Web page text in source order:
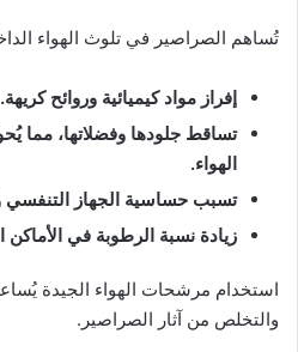
تُساهم الصراصير في تلوث الهواء
إفراز مواد كيميائية وروائح كريهة.
تساقط جلودها وفضلاتها، مما
الهواء.
تسبب حساسية الجهاز التنفسي
زيادة نسبة الرطوبة في الأماكن
استخدام مرشحات الهواء الجيدة
والتخلص من آثار الصراصير.